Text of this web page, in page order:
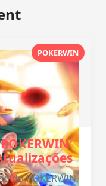
POKERWIN
do POKERWIN,